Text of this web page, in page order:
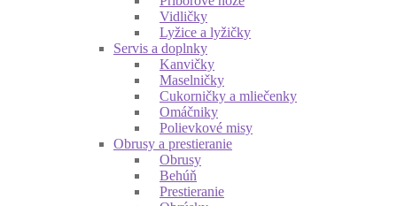
Vidličky
Lyžice a lyžičky
Servis a doplnky
Kanvičky
Maselničky
Cukorničky a mliečenky
Omáčniky
Polievkové misy
Obrusy a prestieranie
Obrusy
Behúň
Prestieranie